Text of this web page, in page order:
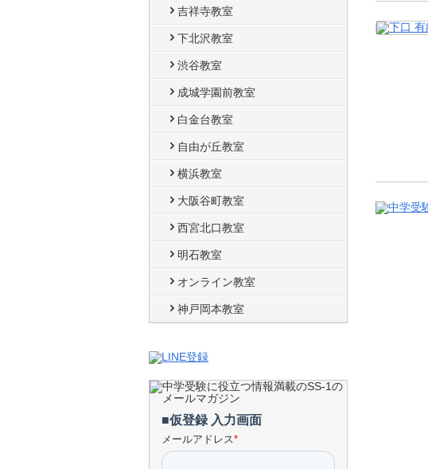
吉祥寺教室
下北沢教室
渋谷教室
成城学園前教室
白金台教室
自由が丘教室
横浜教室
大阪谷町教室
西宮北口教室
明石教室
オンライン教室
神戸岡本教室